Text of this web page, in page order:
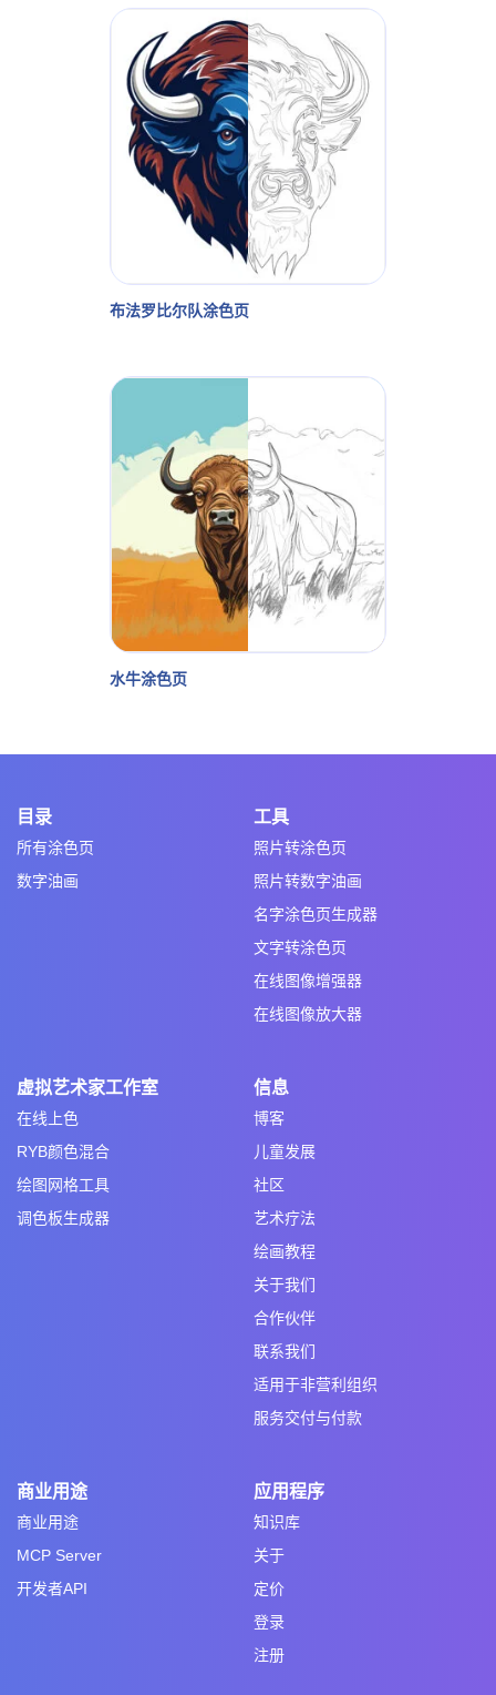
布法罗比尔队涂色页
水牛涂色页
目录
所有涂色页
数字油画
工具
照片转涂色页
照片转数字油画
名字涂色页生成器
文字转涂色页
在线图像增强器
在线图像放大器
虚拟艺术家工作室
在线上色
RYB颜色混合
绘图网格工具
调色板生成器
信息
博客
儿童发展
社区
艺术疗法
绘画教程
关于我们
合作伙伴
联系我们
适用于非营利组织
服务交付与付款
商业用途
商业用途
MCP Server
开发者API
应用程序
知识库
关于
定价
登录
注册